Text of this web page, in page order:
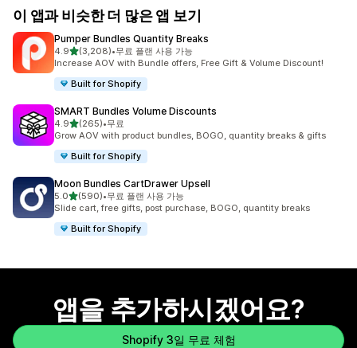
이 앱과 비슷한 더 많은 앱 보기
Pumper Bundles Quantity Breaks
4.9별 5개 중
(3,208)
총 리뷰 3208개
•무료 플랜 사용 가능
Increase AOV with Bundle offers, Free Gift & Volume Discount!
Built for Shopify
SMART Bundles Volume Discounts
4.9별 5개 중
(265)
총 리뷰 265개
•무료
Grow AOV with product bundles, BOGO, quantity breaks & gifts
Built for Shopify
Moon Bundles CartDrawer Upsell
5.0별 5개 중
(590)
총 리뷰 590개
•무료 플랜 사용 가능
Slide cart, free gifts, post purchase, BOGO, quantity breaks
Built for Shopify
앱을 추가하시겠어요?
Shopify 3일 무료 체험